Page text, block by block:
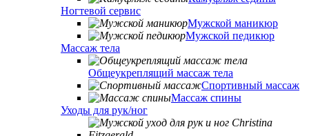
Ногтевой сервис
Мужской маникюр
Мужской педикюр
Массаж тела
Общеукреплящий массаж тела
Спортивный массаж
Массаж спины
Уходы для рук/ног